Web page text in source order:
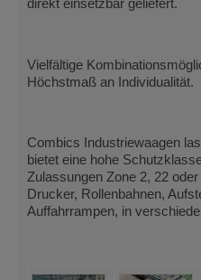
direkt einsetzbar geliefert.
Vielfältige
Höchstmaß an Individualität.
Combics Industriewaagen
bietet eine hohe
Zulassungen Zone 2, 22
Drucker, Rollenbahnen,
Auffahrrampen, in